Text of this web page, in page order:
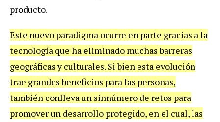
producto.
Este nuevo paradigma ocurre en parte gracias a la
tecnología que ha eliminado muchas barreras
geográficas y culturales. Si bien esta evolución
trae grandes beneficios para las personas,
también conlleva un sinnúmero de retos para
promover un desarrollo protegido, en el cual, las